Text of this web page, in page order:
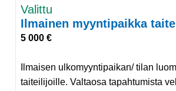
Valittu
Ilmainen myyntipaikka
5 000 €
Ilmaisen ulkomyyntipaikan/ tilan
taiteilijoille. Valtaosa tapahtumista